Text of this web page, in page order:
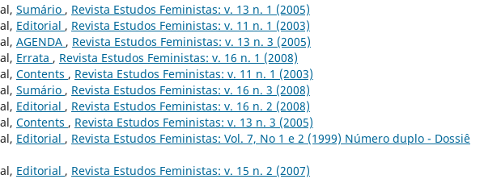
Sumário , Revista Estudos Feministas: v. 13 n. 1 (2005)
Editorial , Revista Estudos Feministas: v. 11 n. 1 (2003)
AGENDA , Revista Estudos Feministas: v. 13 n. 3 (2005)
Errata , Revista Estudos Feministas: v. 16 n. 1 (2008)
Contents , Revista Estudos Feministas: v. 11 n. 1 (2003)
Sumário , Revista Estudos Feministas: v. 16 n. 3 (2008)
Editorial , Revista Estudos Feministas: v. 16 n. 2 (2008)
Contents , Revista Estudos Feministas: v. 13 n. 3 (2005)
Editorial , Revista Estudos Feministas: Vol. 7, No 1 e 2 (1999) Número duplo - Dossiê
Editorial , Revista Estudos Feministas: v. 15 n. 2 (2007)